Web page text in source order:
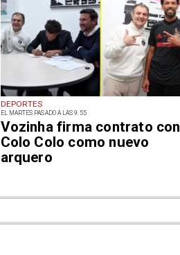
DEPORTES
EL MARTES PASADO A LAS 9:55
Vozinha firma contrato con
Colo Colo como nuevo
arquero